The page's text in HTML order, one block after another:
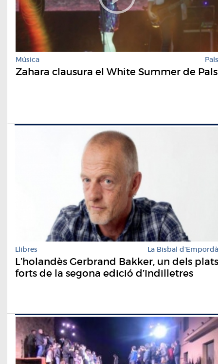
Música Pals
Zahara clausura el White Summer de Pals
Llibres La Bisbal d'Empordà
L’holandès Gerbrand Bakker, un dels plats
forts de la segona edició d’Indilletres